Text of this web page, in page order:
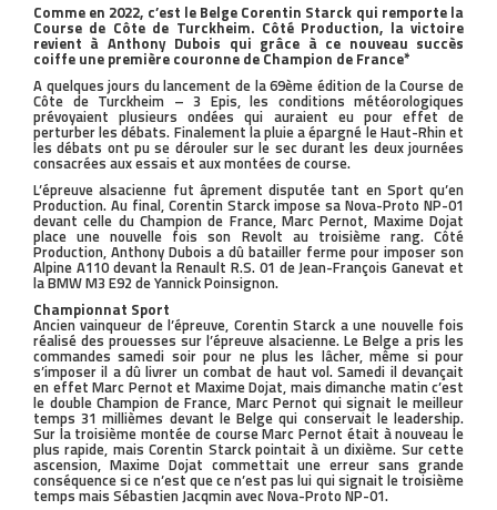
Comme en 2022, c’est le Belge Corentin Starck qui remporte la
Course de Côte de Turckheim. Côté Production, la victoire
revient à Anthony Dubois qui grâce à ce nouveau succès
coiffe une première couronne de Champion de France*
A quelques jours du lancement de la 69ème édition de la Course de
Côte de Turckheim – 3 Epis, les conditions météorologiques
prévoyaient plusieurs ondées qui auraient eu pour effet de
perturber les débats. Finalement la pluie a épargné le Haut-Rhin et
les débats ont pu se dérouler sur le sec durant les deux journées
consacrées aux essais et aux montées de course.
L’épreuve alsacienne fut âprement disputée tant en Sport qu’en
Production. Au final, Corentin Starck impose sa Nova-Proto NP-01
devant celle du Champion de France, Marc Pernot, Maxime Dojat
place une nouvelle fois son Revolt au troisième rang. Côté
Production, Anthony Dubois a dû batailler ferme pour imposer son
Alpine A110 devant la Renault R.S. 01 de Jean-François Ganevat et
la BMW M3 E92 de Yannick Poinsignon.
Championnat Sport
Ancien vainqueur de l’épreuve, Corentin Starck a une nouvelle fois
réalisé des prouesses sur l’épreuve alsacienne. Le Belge a pris les
commandes samedi soir pour ne plus les lâcher, même si pour
s’imposer il a dû livrer un combat de haut vol. Samedi il devançait
en effet Marc Pernot et Maxime Dojat, mais dimanche matin c’est
le double Champion de France, Marc Pernot qui signait le meilleur
temps 31 millièmes devant le Belge qui conservait le leadership.
Sur la troisième montée de course Marc Pernot était à nouveau le
plus rapide, mais Corentin Starck pointait à un dixième. Sur cette
ascension, Maxime Dojat commettait une erreur sans grande
conséquence si ce n’est que ce n’est pas lui qui signait le troisième
temps mais Sébastien Jacqmin avec Nova-Proto NP-01.